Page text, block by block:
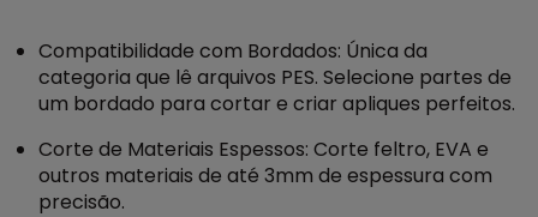
Compatibilidade com Bordados: Única da
categoria que lê arquivos PES. Selecione partes de
um bordado para cortar e criar apliques perfeitos.
Corte de Materiais Espessos: Corte feltro, EVA e
outros materiais de até 3mm de espessura com
precisão.